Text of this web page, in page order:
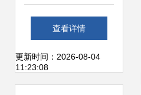
安全生产
查看详情
更新时间：2026-08-04
11:23:08